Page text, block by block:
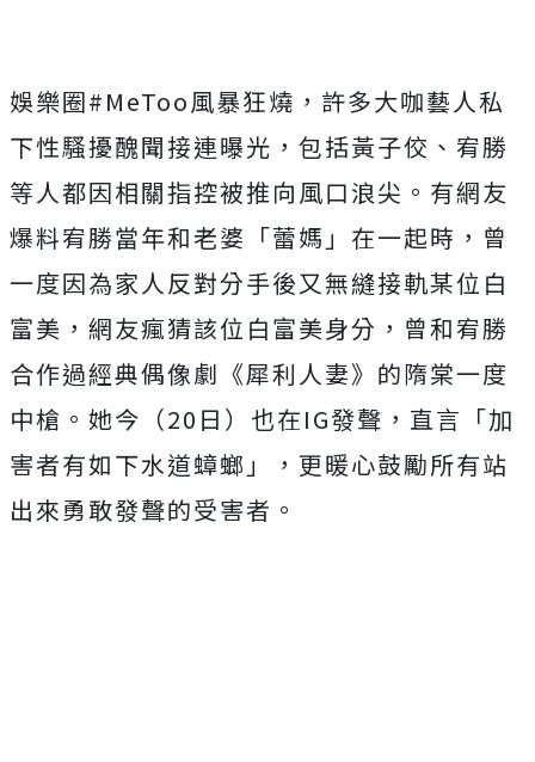
娛樂圈#MeToo風暴狂燒，許多大咖藝人私
下性騷擾醜聞接連曝光，包括黃子佼、宥勝
等人都因相關指控被推向風口浪尖。有網友
爆料宥勝當年和老婆「蕾媽」在一起時，曾
一度因為家人反對分手後又無縫接軌某位白
富美，網友瘋猜該位白富美身分，曾和宥勝
合作過經典偶像劇《犀利人妻》的隋棠一度
中槍。她今（20日）也在IG發聲，直言「加
害者有如下水道蟑螂」，更暖心鼓勵所有站
出來勇敢發聲的受害者。